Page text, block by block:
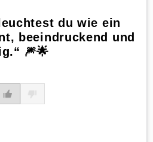
du wie ein
beeindruckend und
🎆🌟